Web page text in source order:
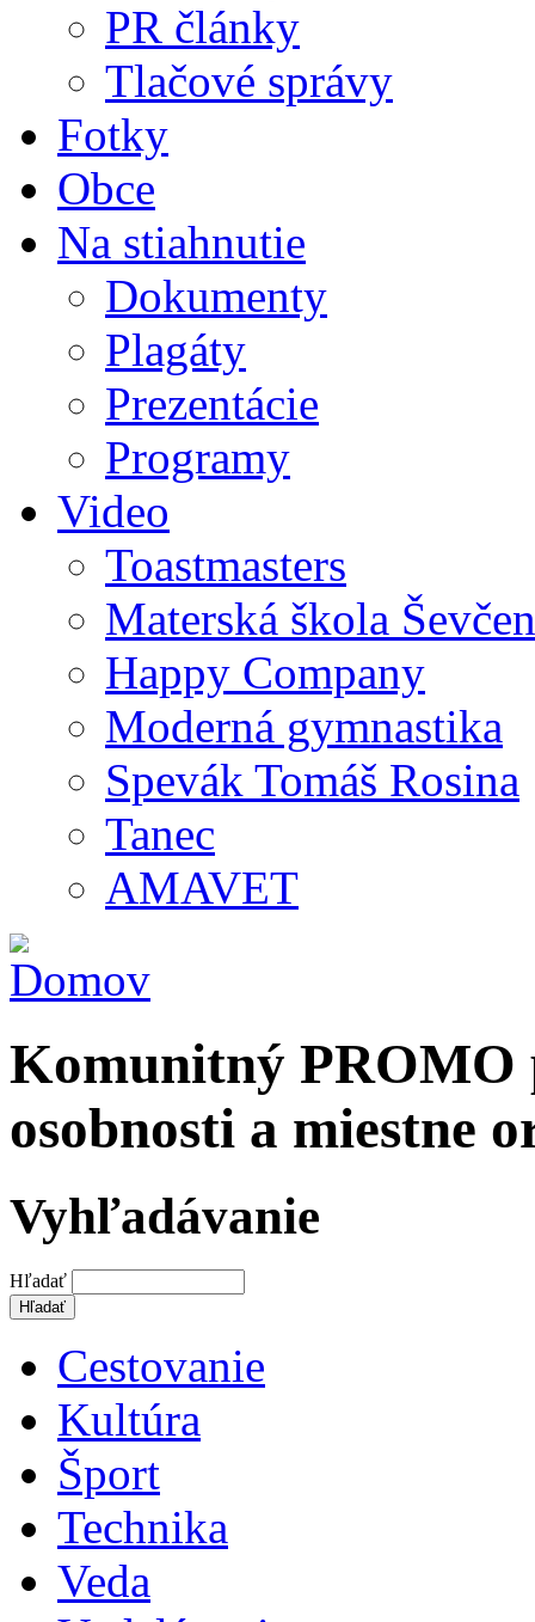
PR články
Tlačové správy
Fotky
Obce
Na stiahnutie
Dokumenty
Plagáty
Prezentácie
Programy
Video
Toastmasters
Materská škola
Happy Company
Moderná gymnastika
Spevák Tomáš Rosina
Tanec
AMAVET
Komunitný
osobnosti a miestne
Vyhľadávanie
Hľadať
Cestovanie
Kultúra
Šport
Technika
Veda